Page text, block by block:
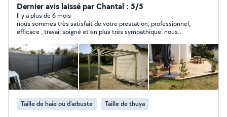
d'équipe avec le pilotage d'une équipe en maintenance
et travaux dans le bâtiment). Pour vos travaux extérieurs
je suis paysagiste, diplômé en espaces verts. Je peux
réaliser pour vous des travaux d'entretien tels que tonte
de pelouse ou taille de haie. Mais surtout la pose de
terrasse et de clôtures. De la petite maçonnerie, de la
création de massif et des plantations. Je peux
également réaliser pour vous diverses prestations de
services comme une livraison, changer un luminaire, un
robinet, accroché un miroir ou une tringle à rideau ou la
garde d'animaux et bien d'autres encore... Alors
Dernier avis laissé par Chantal : 5/5
Il y a plus de 6 mois
nous sommes très satisfait de votre prestation, professionnel,
efficace , travail soigné et en plus très sympathique. nous
Taille de haie ou d'arbuste Taille de thuya